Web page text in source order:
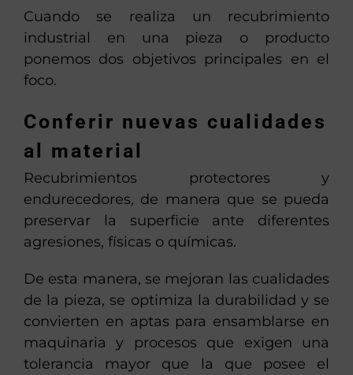
Cuando se realiza un recubrimiento
industrial en una pieza o producto
ponemos dos objetivos principales en el
foco.
Conferir nuevas cualidades
al material
Recubrimientos protectores y
endurecedores, de manera que se pueda
preservar la superficie ante diferentes
agresiones, físicas o químicas.
De esta manera, se mejoran las cualidades
de la pieza, se optimiza la durabilidad y se
convierten en aptas para ensamblarse en
maquinaria y procesos que exigen una
tolerancia mayor que la que posee el